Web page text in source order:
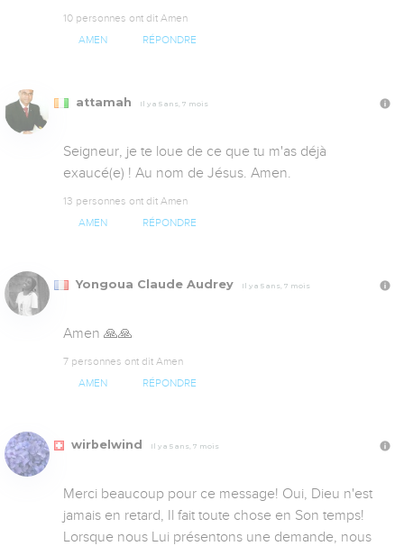
10 personnes ont dit Amen
AMEN RÉPONDRE
attamah Il y a 5 ans, 7 mois
Seigneur, je te loue de ce que tu m'as déjà
exaucé(e) ! Au nom de Jésus. Amen.
13 personnes ont dit Amen
AMEN RÉPONDRE
Yongoua Claude Audrey Il y a 5 ans, 7 mois
Amen 🙏🙏
7 personnes ont dit Amen
AMEN RÉPONDRE
wirbelwind Il y a 5 ans, 7 mois
Merci beaucoup pour ce message! Oui, Dieu n'est
jamais en retard, Il fait toute chose en Son temps!
Lorsque nous Lui présentons une demande, nous